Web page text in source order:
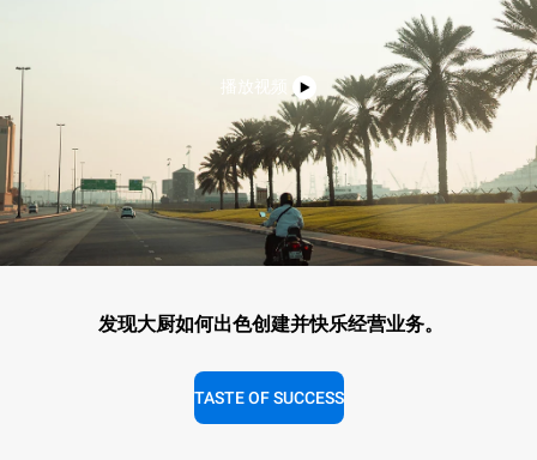
播放视频
发现大厨如何出色创建并快乐经营业务。
TASTE OF SUCCESS